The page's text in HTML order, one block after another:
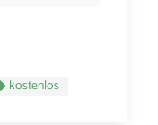
kostenlos